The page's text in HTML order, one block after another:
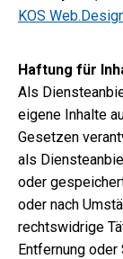
KOS
Haftung für
Als
eigene Inhalte
Gesetzen
als
oder
oder nach
rechtswidrige
Entfernung